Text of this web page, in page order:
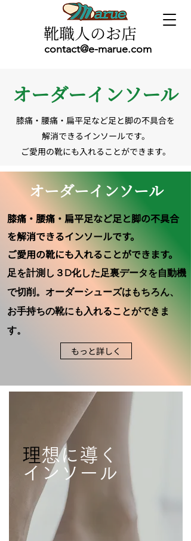
contact@e-marue.com
靴職人のお店
​オーダーインソール
膝痛・腰痛・扁平足など足と脚の不具合を
解消できるインソールです。
ご愛用の靴にも入れることができます。
オーダーインソール
膝痛・腰痛・扁平足など足と脚の不具合
を解消できるインソールです。
ご愛用の靴にも入れることができます。
足を計測し３D化した足裏データを自動機
で切削。オーダーシューズはもちろん、
お手持ちの靴にも入れることができま
す。
もっと詳しく
​理想に導く
インソール